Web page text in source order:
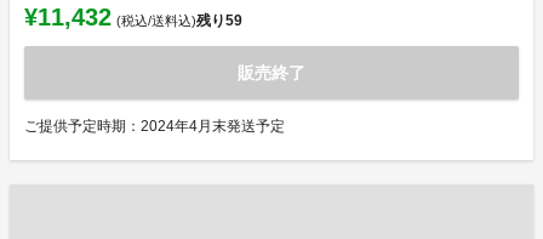
¥11,432 (税込/送料込)残り59
販売終了
ご提供予定時期：2024年4月末発送予定